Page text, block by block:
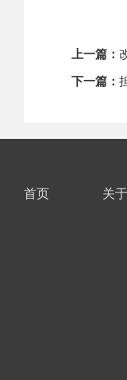
上一篇：
下一篇：
首页 关